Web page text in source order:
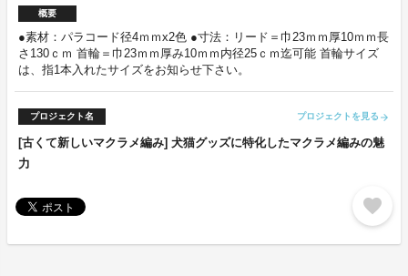
概要
●素材：パラコード径4ｍｍx2色 ●寸法：リード＝巾23ｍｍ厚10ｍｍ長
さ130ｃｍ 首輪＝巾23ｍｍ厚み10ｍｍ内径25ｃｍ迄可能 首輪サイズ
は、指1本入れたサイズをお知らせ下さい。
プロジェクト名 プロジェクトを見る arrow_forward
[古くて新しいマクラメ編み] 犬猫グッズに特化したマクラメ編みの魅
力
favorite